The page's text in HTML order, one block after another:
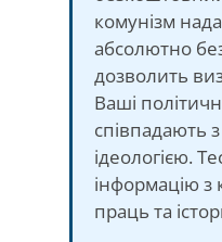
комунізм
абсолютно
дозволить
Ваші
співпадають
ідеологією.
інформацію з
праць та